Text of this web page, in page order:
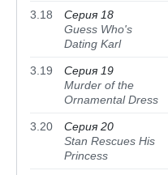
3.18
Серия 18
Guess Who's
Dating Karl
3.19
Серия 19
Murder of the
Ornamental Dress
3.20
Серия 20
Stan Rescues His
Princess